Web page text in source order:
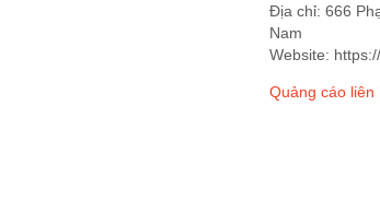
Địa chỉ: 666
Nam
Website:
Quảng cáo liên